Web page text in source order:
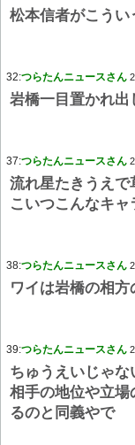
松本信者がこう
32:つらたんニュースさん
岩橋一目置かれ出
37:つらたんニュースさん
流れ星たきうえで
こいつこんなキャ
38:つらたんニュースさん
ワイは岩橋の相方
39:つらたんニュースさん
ちゅうえいじゃな
相手の地位や立場
るのと同義やで